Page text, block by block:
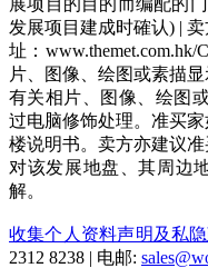
发展项目建成时確认) |
址：
片、图像、绘图或素描
有关相片、图像、绘图
过电脑修饰处理。准买
楼说明书。卖方亦建议
对该发展地盘、其周边
解。
收集个人资料声明及私
2312 8238 | 电邮: